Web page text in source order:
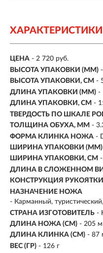
ХАРАКТЕРИСТИКИ
ЦЕНА - 2 720 руб.
ВЫСОТА УПАКОВКИ (ММ)
ВЫСОТА УПАКОВКИ, СМ -
ДЛИНА УПАКОВКИ (ММ) -
ДЛИНА УПАКОВКИ, СМ -
ТВЕРДОСТЬ ПО ШКАЛЕ
ТОЛЩИНА ОБУХА, ММ -
ФОРМА КЛИНКА НОЖА -
ШИРИНА УПАКОВКИ (ММ)
ШИРИНА УПАКОВКИ, СМ
ДЛИНА В СЛОЖЕННОМ
КОНСТРУКЦИЯ РУКОЯТКИ
НАЗНАЧЕНИЕ НОЖА
- Карманный,
СТРАНА ИЗГОТОВИТЕЛЬ -
ДЛИНА НОЖА (СМ) - 205
ДЛИНА КЛИНКА (СМ) - 87
ВЕС (ГР) - 126 г